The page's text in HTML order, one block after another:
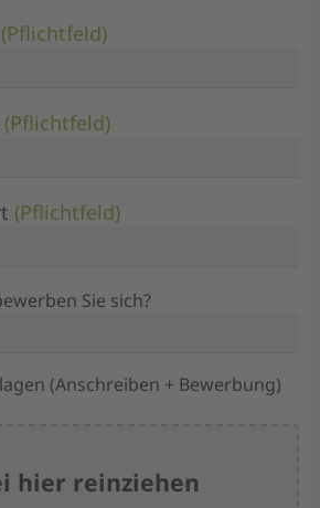
(Pflichtfeld)
(Pflichtfeld)
(Pflichtfeld)
Sie sich?
(Anschreiben + Bewerbung)
hier reinziehen